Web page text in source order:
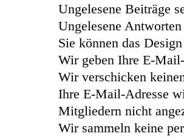
Ungelesene Beiträge
Ungelesene
Sie können das
Wir geben Ihre E-
Wir verschicken
Ihre E-Mail-Adresse
Mitgliedern nicht
Wir sammeln keine